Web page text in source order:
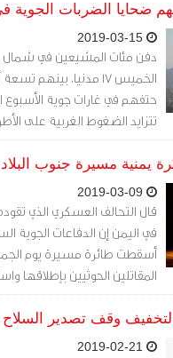
ضحايا الضربات الجوية
دفن مئات المشيعين في شمال
الخميس 17 مدنيا، بينهم
حتفهم في غارات جوية الأسبوع
تتزايد الضغوط الغربية على
المتحاربة لإنهاء الحرب
سنوات
يمنية مسيرة جنوب البلاد
قال التحالف العسكري الذي
في اليمن إن الدفاعات الجوية
أسقطت طائرة مسيرة يوم
المقاتلين الحوثيين بإطلاقها
المدنيين
لتخفيف وقف تصدير